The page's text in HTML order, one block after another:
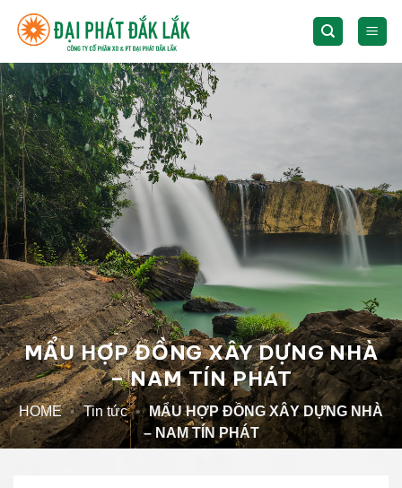
MẨU HỢP ĐỒNG XÂY DỰNG NHÀ
– NAM TÍN PHÁT
HOME • Tin tức • MẨU HỢP ĐỒNG XÂY DỰNG NHÀ
– NAM TÍN PHÁT